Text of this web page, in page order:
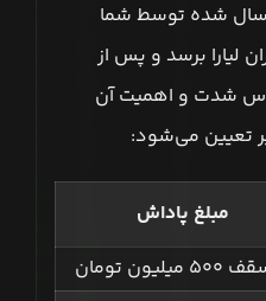
شده توسط شما
لیارا برسد و پس از
شدت و اهمیت آن
تعیین می‌شود:
مبلغ پاداش
تومان